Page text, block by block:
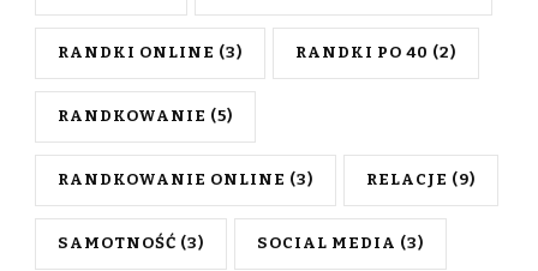
RANDKI ONLINE (3) RANDKI PO 40 (2)
RANDKOWANIE (5)
RANDKOWANIE ONLINE (3) RELACJE (9)
SAMOTNOŚĆ (3) SOCIAL MEDIA (3)